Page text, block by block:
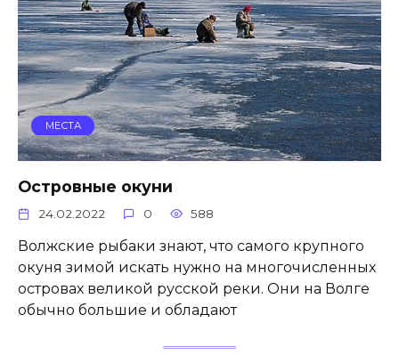
МЕСТА
Островные окуни
24.02.2022 0 588
Волжские рыбаки знают, что самого крупного
окуня зимой искать нужно на многочисленных
островах великой русской реки. Они на Волге
обычно большие и обладают